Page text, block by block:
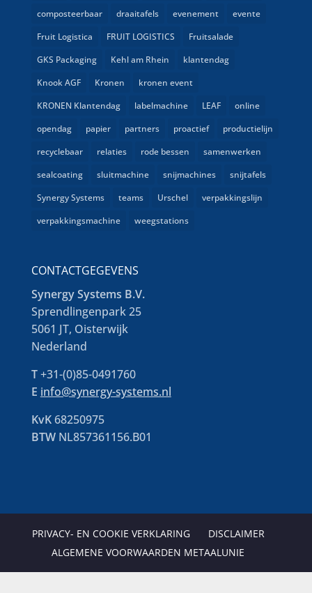
composteerbaar
draaitafels evenement
evente
Fruit Logistica
FRUIT LOGISTICS
Fruitsalade
GKS Packaging
Kehl am Rhein
klantendag
Knook AGF
Kronen
kronen event
KRONEN Klantendag
labelmachine LEAF
online
opendag
papier partners proactief
productielijn
recyclebaar
relaties rode bessen
samenwerken
sealcoating
sluitmachine snijmachines
snijtafels
Synergy Systems
teams Urschel
verpakkingslijn
verpakkingsmachine
weegstations
CONTACTGEGEVENS
Synergy Systems B.V.
Sprendlingenpark 25
5061 JT, Oisterwijk
Nederland
T+31-(0)85-0491760
E info@synergy-systems.nl
KvK68250975
BTW NL857361156.B01
PRIVACY- EN COOKIE VERKLARING
DISCLAIMER
ALGEMENE VOORWAARDEN METAALUNIE